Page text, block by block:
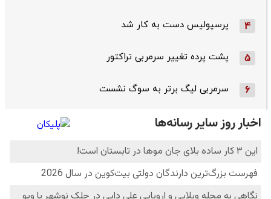
4 پرسپولیس دست به کار شد
5 پشت پرده تغییر سرمربی تراکتور
6 سرمربی لیگ برتر به سوگ نشست